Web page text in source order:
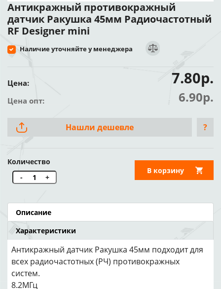
Антикражный противокражный
датчик Ракушка 45мм Радиочастотный
RF Designer mini
Наличие уточняйте у менеджера
Цена: 7.80р.
Цена опт: 6.90р.
Нашли дешевле ?
Количество
-
+
В корзину
Описание
Характеристики
Антикражный датчик Ракушка 45мм подходит для
всех радиочастотных (РЧ) противокражных
систем.
8.2МГц